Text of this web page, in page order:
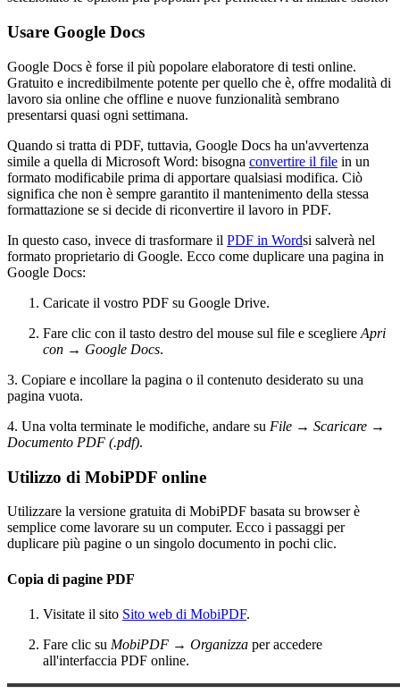
Usare Google Docs
Google Docs è forse il più popolare elaboratore di testi online.
Gratuito e incredibilmente potente per quello che è, offre modalità di
lavoro sia online che offline e nuove funzionalità sembrano
presentarsi quasi ogni settimana.
Quando si tratta di PDF, tuttavia, Google Docs ha un'avvertenza
simile a quella di Microsoft Word: bisogna convertire il file in un
formato modificabile prima di apportare qualsiasi modifica. Ciò
significa che non è sempre garantito il mantenimento della stessa
formattazione se si decide di riconvertire il lavoro in PDF.
In questo caso, invece di trasformare il PDF in Wordsi salverà nel
formato proprietario di Google. Ecco come duplicare una pagina in
Google Docs:
Caricate il vostro PDF su Google Drive.
Fare clic con il tasto destro del mouse sul file e scegliere Apri
con → Google Docs.
3. Copiare e incollare la pagina o il contenuto desiderato su una
pagina vuota.
4. Una volta terminate le modifiche, andare su File → Scaricare →
Documento PDF (.pdf).
Utilizzo di MobiPDF online
Utilizzare la versione gratuita di MobiPDF basata su browser è
semplice come lavorare su un computer. Ecco i passaggi per
duplicare più pagine o un singolo documento in pochi clic.
Copia di pagine PDF
Visitate il sito Sito web di MobiPDF.
Fare clic su MobiPDF → Organizza per accedere
all'interfaccia PDF online.